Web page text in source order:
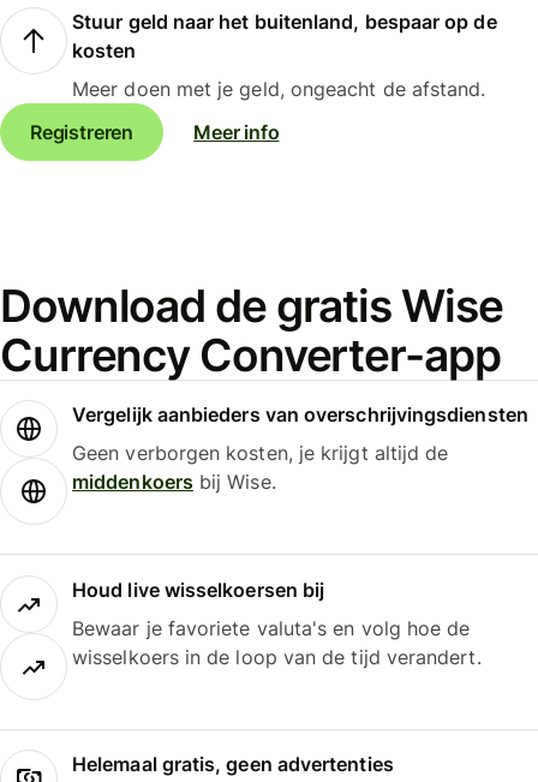
Stuur geld naar het buitenland, bespaar op de
kosten
Meer doen met je geld, ongeacht de afstand.
Registreren
Meer info
Download de gratis Wise
Currency Converter-app
Vergelijk aanbieders van overschrijvingsdiensten
Geen verborgen kosten, je krijgt altijd de
middenkoersbij Wise.
Houd live wisselkoersen bij
Bewaar je favoriete valuta's en volg hoe de
wisselkoers in de loop van de tijd verandert.
Helemaal gratis, geen advertenties